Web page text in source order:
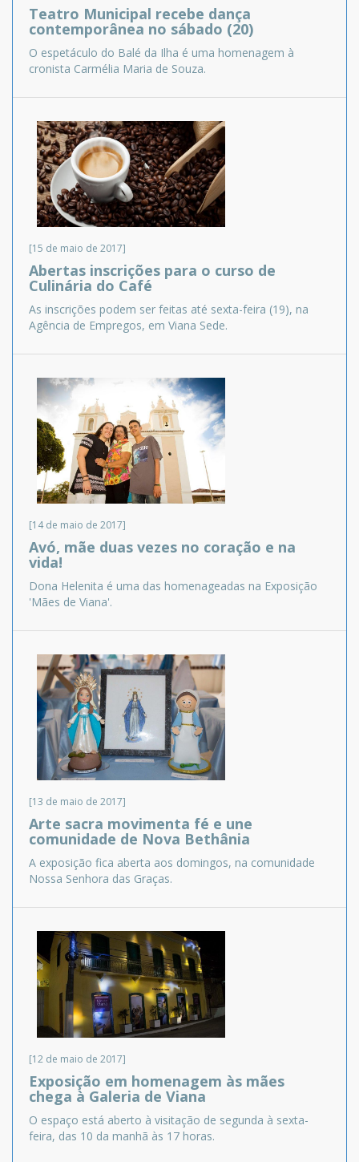
Teatro Municipal recebe dança
contemporânea no sábado (20)
O espetáculo do Balé da Ilha é uma homenagem à
cronista Carmélia Maria de Souza.
[15 de maio de 2017]
Abertas inscrições para o curso de
Culinária do Café
As inscrições podem ser feitas até sexta-feira (19), na
Agência de Empregos, em Viana Sede.
[14 de maio de 2017]
Avó, mãe duas vezes no coração e na
vida!
Dona Helenita é uma das homenageadas na Exposição
'Mães de Viana'.
[13 de maio de 2017]
Arte sacra movimenta fé e une
comunidade de Nova Bethânia
A exposição fica aberta aos domingos, na comunidade
Nossa Senhora das Graças.
[12 de maio de 2017]
Exposição em homenagem às mães
chega à Galeria de Viana
O espaço está aberto à visitação de segunda à sexta-
feira, das 10 da manhã às 17 horas.